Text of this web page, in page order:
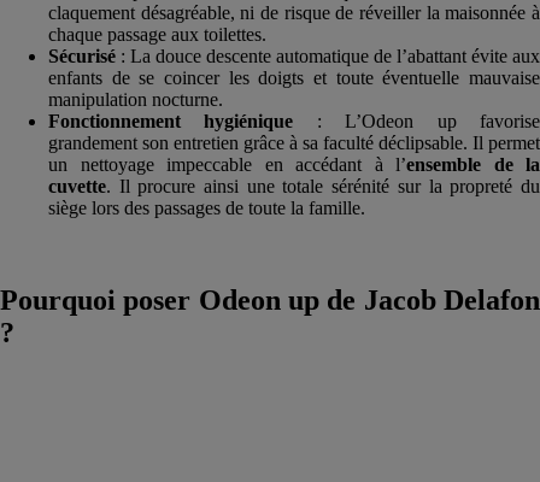
claquement désagréable, ni de risque de réveiller la maisonnée à
chaque passage aux toilettes.
Sécurisé : La douce descente automatique de l’abattant évite aux
enfants de se coincer les doigts et toute éventuelle mauvaise
manipulation nocturne.
Fonctionnement hygiénique : L’Odeon up favorise
grandement son entretien grâce à sa faculté déclipsable. Il permet
un nettoyage impeccable en accédant à l’ensemble de la
cuvette. Il procure ainsi une totale sérénité sur la propreté du
siège lors des passages de toute la famille.
Pourquoi poser Odeon up de Jacob Delafon
?